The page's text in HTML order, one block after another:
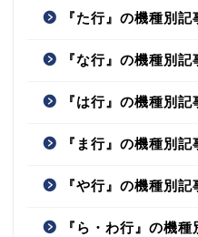
『た行』の機種別記
『な行』の機種別記
『は行』の機種別記
『ま行』の機種別記
『や行』の機種別記
『ら・わ行』の機